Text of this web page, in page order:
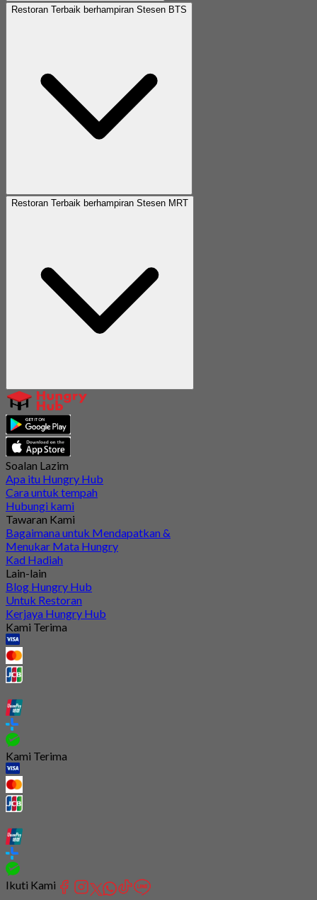
Restoran Terbaik berhampiran Stesen BTS
Restoran Terbaik berhampiran Stesen MRT
Soalan Lazim
Apa itu Hungry Hub
Cara untuk tempah
Hubungi kami
Tawaran Kami
Bagaimana untuk Mendapatkan &
Menukar Mata Hungry
Kad Hadiah
Lain-lain
Blog Hungry Hub
Untuk Restoran
Kerjaya Hungry Hub
Kami Terima
Kami Terima
Ikuti Kami